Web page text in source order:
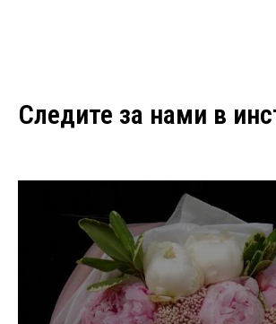
Следите за нами в